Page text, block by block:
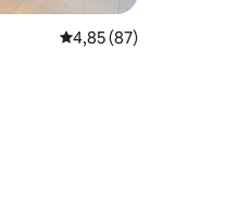
5, 44 recensies
Gemiddelde
4,85 (87)